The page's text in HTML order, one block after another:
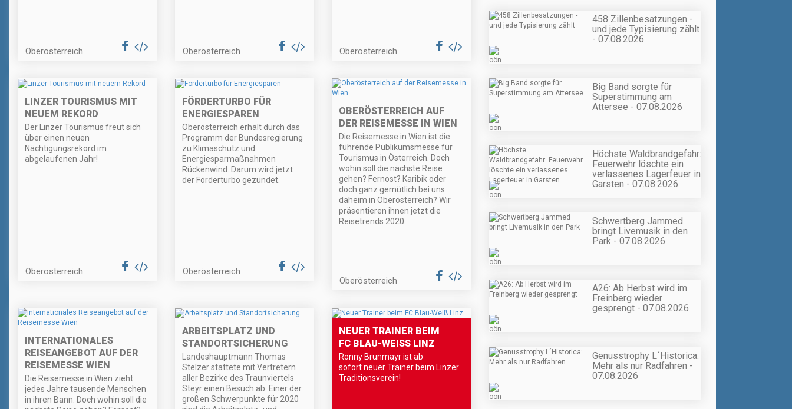
Oberösterreich Oberösterreich Oberösterreich
LINZER TOURISMUS MIT
NEUEM REKORD
Der Linzer Tourismus freut sich
über einen neuen
Nächtigungsrekord im
abgelaufenen Jahr!
Oberösterreich
FÖRDERTURBO FÜR
ENERGIESPAREN
Oberösterreich erhält durch das
Programm der Bundesregierung
zu Klimaschutz und
Energiesparmaßnahmen
Rückenwind. Darum wird jetzt
der Förderturbo gezündet.
Oberösterreich
OBERÖSTERREICH AUF
DER REISEMESSE IN WIEN
Die Reisemesse in Wien ist die
führende Publikumsmesse für
Tourismus in Österreich. Doch
wohin soll die nächste Reise
gehen? Fernost? Karibik oder
doch ganz gemütlich bei uns
daheim in Oberösterreich? Wir
präsentieren ihnen jetzt die
Reisetrends 2020.
Oberösterreich
INTERNATIONALES
REISEANGEBOT AUF DER
REISEMESSE WIEN
Die Reisemesse in Wien zieht
jedes Jahre tausende Menschen
in ihren Bann. Doch wohin soll die
ARBEITSPLATZ UND
STANDORTSICHERUNG
Landeshauptmann Thomas
Stelzer stattete mit Vertretern
aller Bezirke des Traunviertels
Steyr einen Besuch ab. Einer der
großen Schwerpunkte für 2020
NEUER TRAINER BEIM
FC BLAU-WEISS LINZ
Ronny Brunmayr ist ab
sofort neuer Trainer beim Linzer
Traditionsverein!
458 Zillenbesatzungen -
und jede Typisierung zählt
- 07.08.2026
Big Band sorgte für
Superstimmung am
Attersee - 07.08.2026
Höchste Waldbrandgefahr:
Feuerwehr löschte ein
verlassenes Lagerfeuer in
Garsten - 07.08.2026
Schwertberg Jammed
bringt Livemusik in den
Park - 07.08.2026
A26: Ab Herbst wird im
Freinberg wieder
gesprengt - 07.08.2026
Genusstrophy L´Historica:
Mehr als nur Radfahren -
07.08.2026